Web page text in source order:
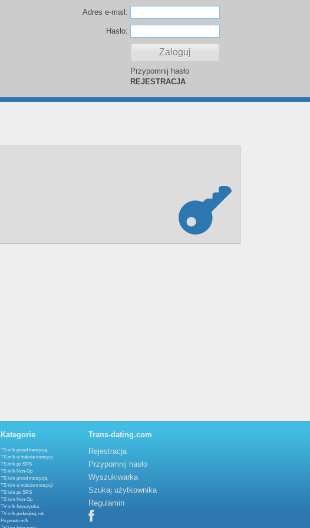
Adres e-mail:
Hasło:
Przypomnij hasło
REJESTRACJA
Kategorie
TS m/k przed tranzycją
TS m/k w trakcie tranzycji
TS m/k po SRS
TS m/k Non-Op
TS k/m przed tranzycją
TS k/m w trakcie tranzycji
TS k/m po SRS
TS k/m Non-Op
TV m/k fetyszystka
TV m/k podwójnej roli
Po prostu m/k
Trans-dating.com
Rejestracja
Przypomnij hasło
Wyszukiwarka
Szukaj użytkownika
Regulamin